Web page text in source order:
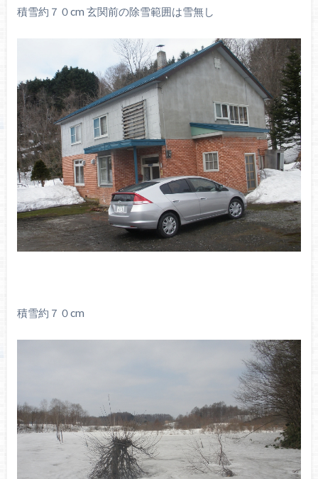
積雪約７０cm 玄関前の除雪範囲は雪無し
積雪約７０cm